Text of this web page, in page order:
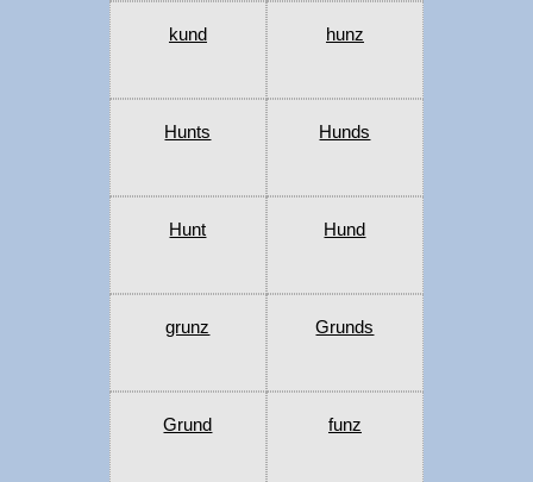
kund hunz
Hunts Hunds
Hunt Hund
grunz Grunds
Grund funz